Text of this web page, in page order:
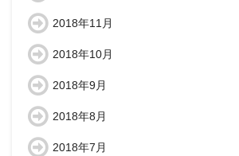
2018年11月
2018年10月
2018年9月
2018年8月
2018年7月